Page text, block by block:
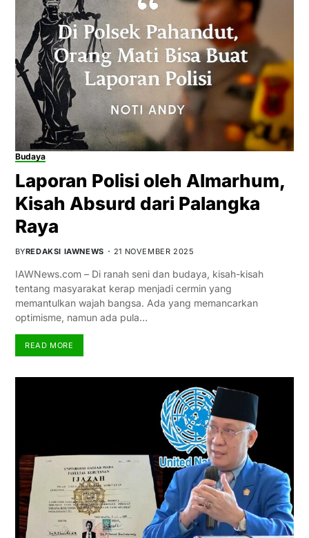
Budaya
Laporan Polisi oleh Almarhum,
Kisah Absurd dari Palangka
Raya
BYREDAKSI IAWNEWS 21 NOVEMBER 2025
IAWNews.com – Di ranah seni dan budaya, kisah-kisah
tentang masyarakat kerap menjadi cermin yang
memantulkan wajah bangsa. Ada yang memancarkan
optimisme, namun ada pula…
READ MORE